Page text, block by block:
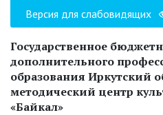
Версия для слабовидящих
Государственное
дополнительного
образования Иркутский
методический центр
«Байкал»